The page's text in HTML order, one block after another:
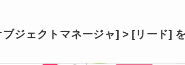
ブジェクトマネージャ] > [リード]